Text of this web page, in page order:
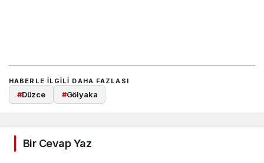
HABERLE ILGILI DAHA FAZLASI
#Düzce #Gölyaka
Bir Cevap Yaz